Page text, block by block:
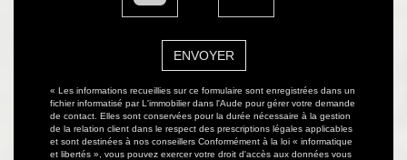
ENVOYER
« Les informations recueillies sur ce formulaire sont enregistrées dans un
fichier informatisé par L'immobilier dans l'Aude pour gérer votre demande
de contact. Elles sont conservées pour la durée nécessaire à la gestion
de la relation client dans le respect des prescriptions légales applicables
et sont destinées à nos conseillers Conformément à la loi « informatique
et libertés », vous pouvez exercer votre droit d'accès aux données vous